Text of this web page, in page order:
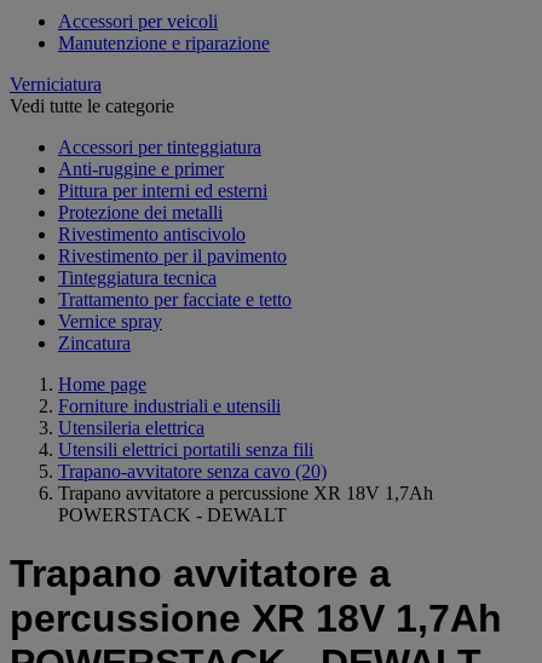
Accessori per veicoli
Manutenzione e riparazione
Verniciatura
Vedi tutte le categorie
Accessori per tinteggiatura
Anti-ruggine e primer
Pittura per interni ed esterni
Protezione dei metalli
Rivestimento antiscivolo
Rivestimento per il pavimento
Tinteggiatura tecnica
Trattamento per facciate e tetto
Vernice spray
Zincatura
Home page
Forniture industriali e utensili
Utensileria elettrica
Utensili elettrici portatili senza fili
Trapano-avvitatore senza cavo (20)
Trapano avvitatore a percussione XR 18V 1,7Ah
POWERSTACK - DEWALT
Trapano avvitatore a
percussione XR 18V 1,7Ah